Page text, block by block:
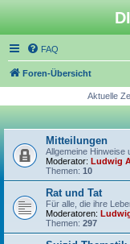
FAQ
Foren-Übersicht
Aktuelle
Mitteilungen
Allgemeine Hinweise
Moderator: Ludwig
Themen: 10
Rat und Tat
Für alle, die ihre
Moderatoren:
Themen: 297